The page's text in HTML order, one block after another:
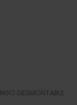
DESMONTABLE